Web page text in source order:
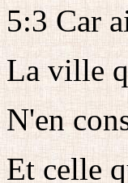
5:3 Car
La ville
N'en
Et celle